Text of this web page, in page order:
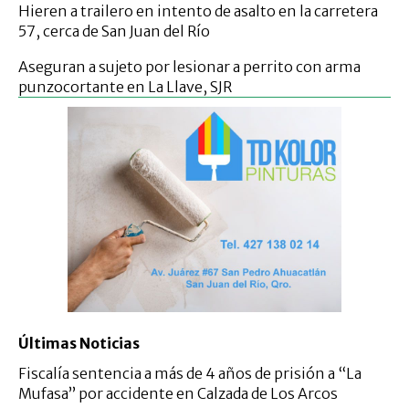
Hieren a trailero en intento de asalto en la carretera
57, cerca de San Juan del Río
Aseguran a sujeto por lesionar a perrito con arma
punzocortante en La Llave, SJR
Últimas Noticias
Fiscalía sentencia a más de 4 años de prisión a “La
Mufasa” por accidente en Calzada de Los Arcos